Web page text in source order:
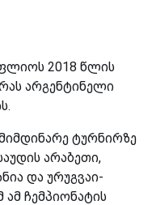
2018 წლის
არგენტინელი
ტურნირზე
არაბეთი,
და ურუგვაი-
ჩემპიონატის